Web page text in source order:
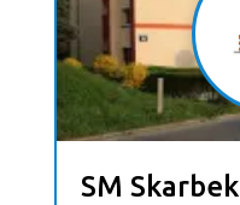
SM Skarbek